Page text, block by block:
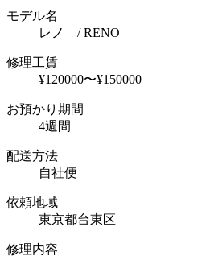
モデル名
レノ / RENO
修理工賃
¥120000〜¥150000
お預かり期間
4週間
配送方法
自社便
依頼地域
東京都台東区
修理内容